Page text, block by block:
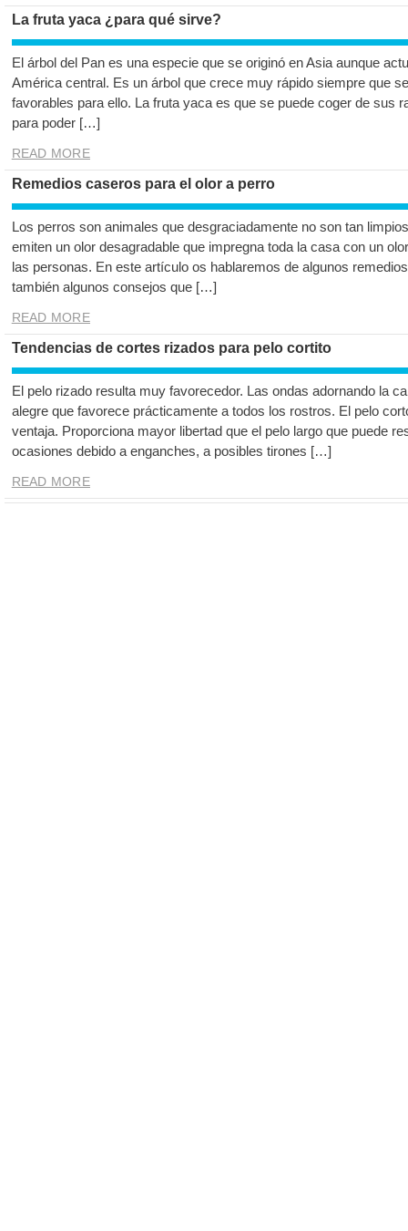
La fruta yaca ¿para qué sirve?
El árbol del Pan es una especie que se originó en Asia aunque
América central. Es un árbol que crece muy rápido siempre que
favorables para ello. La fruta yaca es que se puede coger de sus
para poder […]
READ MORE
Remedios caseros para el olor a perro
Los perros son animales que desgraciadamente no son tan
emiten un olor desagradable que impregna toda la casa con un
las personas. En este artículo os hablaremos de algunos
también algunos consejos que […]
READ MORE
Tendencias de cortes rizados para pelo cortito
El pelo rizado resulta muy favorecedor. Las ondas adornando la
alegre que favorece prácticamente a todos los rostros. El pelo
ventaja. Proporciona mayor libertad que el pelo largo que puede
ocasiones debido a enganches, a posibles tirones […]
READ MORE